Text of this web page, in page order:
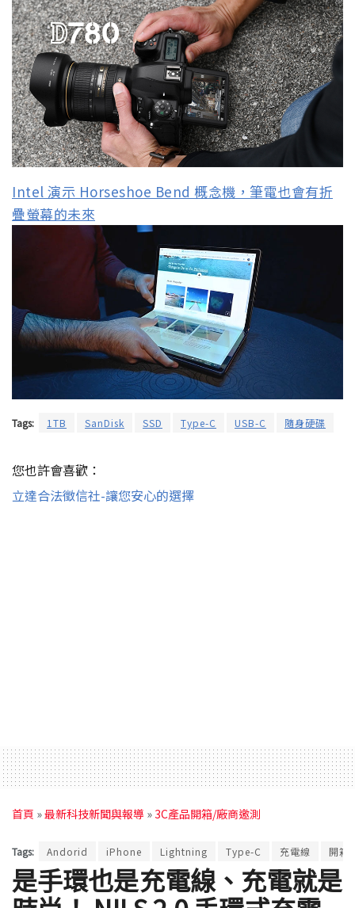
Intel 演示 Horseshoe Bend 概念機，筆電也會有折
疊螢幕的未來
Tags: 1TB SanDisk SSD Type-C USB-C 隨身硬碟
您也許會喜歡：
立達合法徵信社-讓您安心的選擇
首頁 »最新科技新聞與報導 »3C產品開箱/廠商邀測
Tags: Andorid iPhone Lightning Type-C 充電線 開箱
是手環也是充電線、充電就是